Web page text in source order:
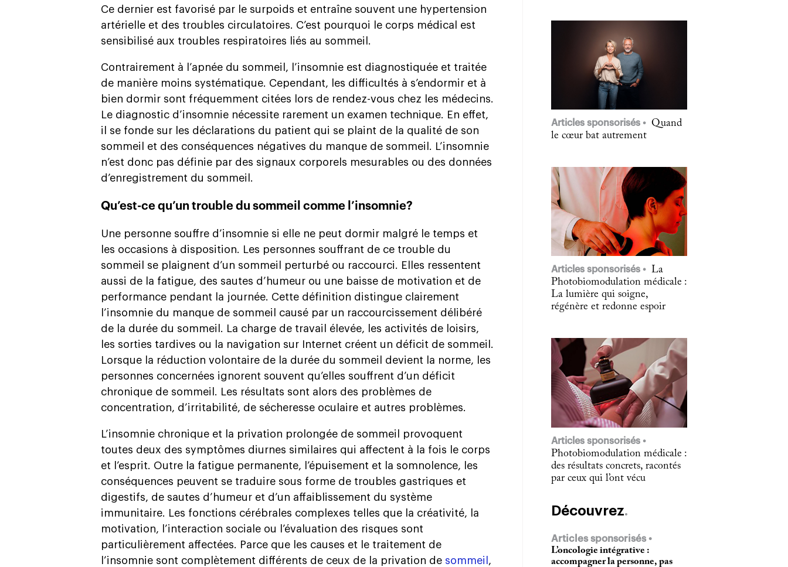
Ce dernier est favorisé par le surpoids et entraîne souvent une hypertension
artérielle et des troubles circulatoires. C’est pourquoi le corps médical est
sensibilisé aux troubles respiratoires liés au sommeil.
Contrairement à l’apnée du sommeil, l’insomnie est diagnostiquée et traitée
de manière moins systématique. Cependant, les difficultés à s’endormir et à
bien dormir sont fréquemment citées lors de rendez-vous chez les médecins.
Le diagnostic d’insomnie nécessite rarement un examen technique. En effet,
il se fonde sur les déclarations du patient qui se plaint de la qualité de son
sommeil et des conséquences négatives du manque de sommeil. L’insomnie
n’est donc pas définie par des signaux corporels mesurables ou des données
d’enregistrement du sommeil.
Qu’est-ce qu’un trouble du sommeil comme l’insomnie?
Une personne souffre d’insomnie si elle ne peut dormir malgré le temps et
les occasions à disposition. Les personnes souffrant de ce trouble du
sommeil se plaignent d’un sommeil perturbé ou raccourci. Elles ressentent
aussi de la fatigue, des sautes d’humeur ou une baisse de motivation et de
performance pendant la journée. Cette définition distingue clairement
l’insomnie du manque de sommeil causé par un raccourcissement délibéré
de la durée du sommeil. La charge de travail élevée, les activités de loisirs,
les sorties tardives ou la navigation sur Internet créent un déficit de sommeil.
Lorsque la réduction volontaire de la durée du sommeil devient la norme, les
personnes concernées ignorent souvent qu’elles souffrent d’un déficit
chronique de sommeil. Les résultats sont alors des problèmes de
concentration, d’irritabilité, de sécheresse oculaire et autres problèmes.
L’insomnie chronique et la privation prolongée de sommeil provoquent
toutes deux des symptômes diurnes similaires qui affectent à la fois le corps
et l’esprit. Outre la fatigue permanente, l’épuisement et la somnolence, les
conséquences peuvent se traduire sous forme de troubles gastriques et
digestifs, de sautes d’humeur et d’un affaiblissement du système
immunitaire. Les fonctions cérébrales complexes telles que la créativité, la
motivation, l’interaction sociale ou l’évaluation des risques sont
particulièrement affectées. Parce que les causes et le traitement de
l’insomnie sont complètement différents de ceux de la privation de sommeil ,
Articles sponsorisés
Quand
le cœur bat autrement
Articles sponsorisés
La
Photobiomodulation médicale :
La lumière qui soigne,
régénère et redonne espoir
Articles sponsorisés
Photobiomodulation médicale :
des résultats concrets, racontés
par ceux qui l’ont vécu
Découvrez
Articles sponsorisés
L’oncologie intégrative :
accompagner la personne, pas